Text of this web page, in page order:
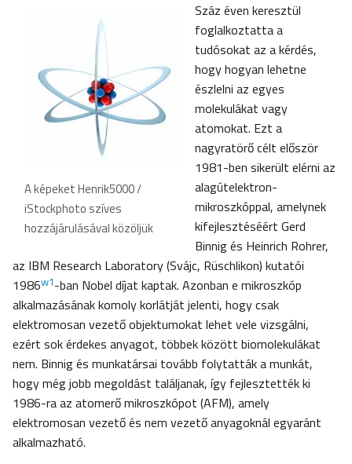
A képeket Henrik5000 /
iStockphoto szíves
hozzájárulásával közöljük
Száz éven keresztül
foglalkoztatta a
tudósokat az a kérdés,
hogy hogyan lehetne
észlelni az egyes
molekulákat vagy
atomokat. Ezt a
nagyratörő célt először
1981-ben sikerült elérni az
alagútelektron-
mikroszkóppal, amelynek
kifejlesztéséért Gerd
Binnig és Heinrich Rohrer,
az IBM Research Laboratory (Svájc, Rüschlikon) kutatói
1986w1-ban Nobel díjat kaptak. Azonban e mikroszkóp
alkalmazásának komoly korlátját jelenti, hogy csak
elektromosan vezető objektumokat lehet vele vizsgálni,
ezért sok érdekes anyagot, többek között biomolekulákat
nem. Binnig és munkatársai tovább folytatták a munkát,
hogy még jobb megoldást találjanak, így fejlesztették ki
1986-ra az atomerő mikroszkópot (AFM), amely
elektromosan vezető és nem vezető anyagoknál egyaránt
alkalmazható.